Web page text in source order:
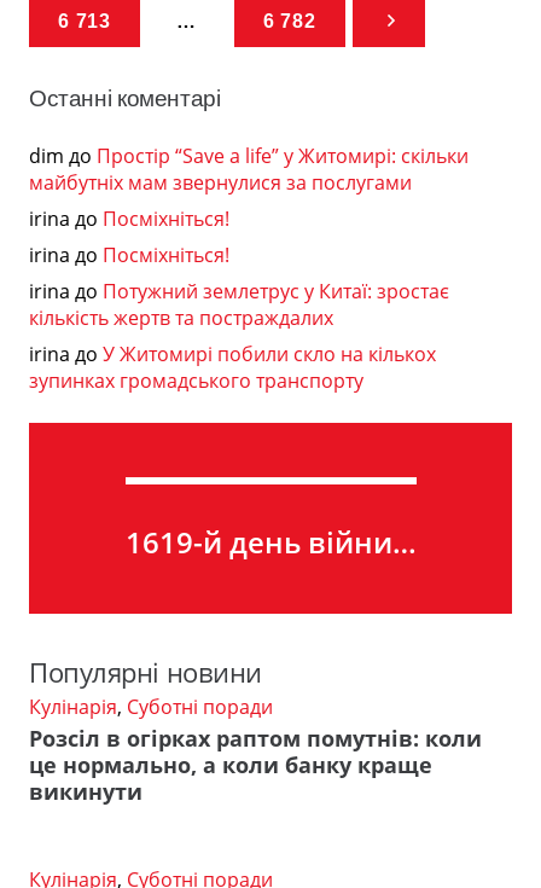
6 713 … 6 782
Останні коментарі
dim до Простір “Save a life” у Житомирі: скільки
майбутніх мам звернулися за послугами
irina до Посміхніться!
irina до Посміхніться!
irina до Потужний землетрус у Китаї: зростає
кількість жертв та постраждалих
irina до У Житомирі побили скло на кількох
зупинках громадського транспорту
1619-й день війни…
Популярні новини
Кулінарія, Суботні поради
Розсіл в огірках раптом помутнів: коли
це нормально, а коли банку краще
викинути
Кулінарія, Суботні поради